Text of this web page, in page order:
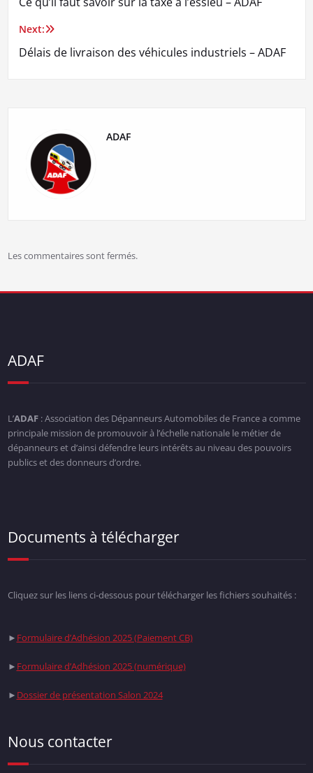
de
l’article
Next:
Délais de livraison des véhicules industriels – ADAF
ADAF
Les commentaires sont fermés.
ADAF
L’ADAF: Association des Dépanneurs Automobiles de France a comme
principale mission de promouvoir à l’échelle nationale le métier de
dépanneurs et d’ainsi défendre leurs intérêts au niveau des pouvoirs
publics et des donneurs d’ordre.
Documents à télécharger
Cliquez sur les liens ci-dessous pour télécharger les fichiers souhaités :
► Formulaire d’Adhésion 2025 (Paiement CB)
► Formulaire d’Adhésion 2025 (numérique)
► Dossier de présentation Salon 2024
Nous contacter